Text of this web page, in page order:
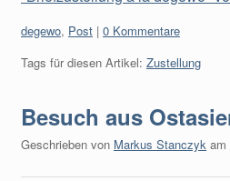
Kategorien:
degewo, Post 0 Kommentare
Tags für diesen Artikel: Zustellung
Besuch aus
Geschrieben von Markus Stanczyk am